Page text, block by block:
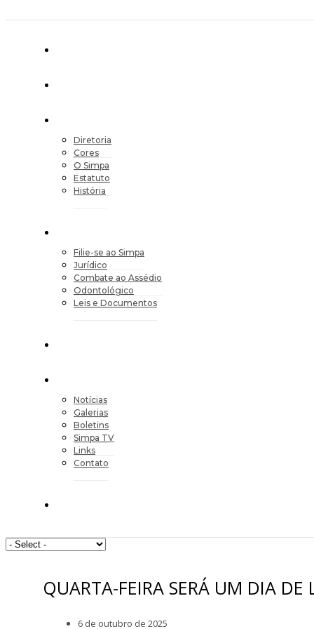
Diretoria
Cores
O Simpa
Estatuto
História
Filie-se ao Simpa
Jurídico
Combate ao Assédio
Odontológico
Leis e Documentos
Notícias
Galerias
Boletins
Simpa TV
Links
Contato
QUARTA-FEIRA SERÁ UM DIA DE
6 de outubro de 2025